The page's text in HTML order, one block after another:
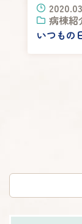
病棟紹
いつもの